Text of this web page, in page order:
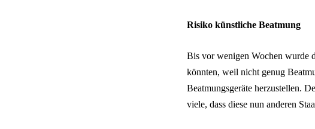
Risiko künstliche Beatmung
Bis vor wenigen Wochen wurde
könnten, weil nicht genug
Beatmungsgeräte herzustellen.
viele, dass diese nun anderen